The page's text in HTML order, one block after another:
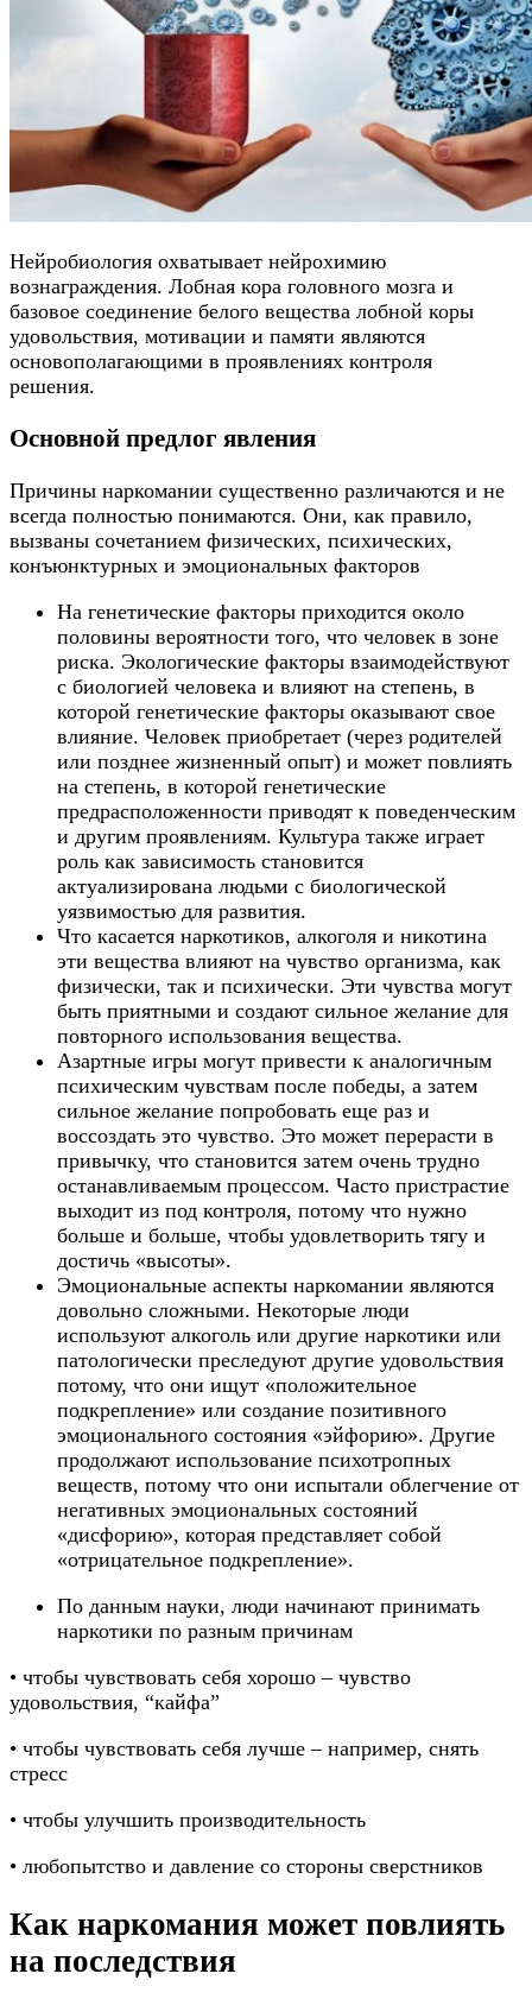
Нейробиология охватывает нейрохимию
вознаграждения. Лобная кора головного мозга и
базовое соединение белого вещества лобной коры
удовольствия, мотивации и памяти являются
основополагающими в проявлениях контроля
решения.
Основной предлог явления
Причины наркомании существенно различаются и не
всегда полностью понимаются. Они, как правило,
вызваны сочетанием физических, психических,
конъюнктурных и эмоциональных факторов
На генетические факторы приходится около
половины вероятности того, что человек в зоне
риска. Экологические факторы взаимодействуют
с биологией человека и влияют на степень, в
которой генетические факторы оказывают свое
влияние. Человек приобретает (через родителей
или позднее жизненный опыт) и может повлиять
на степень, в которой генетические
предрасположенности приводят к поведенческим
и другим проявлениям. Культура также играет
роль как зависимость становится
актуализирована людьми с биологической
уязвимостью для развития.
Что касается наркотиков, алкоголя и никотина
эти вещества влияют на чувство организма, как
физически, так и психически. Эти чувства могут
быть приятными и создают сильное желание для
повторного использования вещества.
Азартные игры могут привести к аналогичным
психическим чувствам после победы, а затем
сильное желание попробовать еще раз и
воссоздать это чувство. Это может перерасти в
привычку, что становится затем очень трудно
останавливаемым процессом. Часто пристрастие
выходит из под контроля, потому что нужно
больше и больше, чтобы удовлетворить тягу и
достичь «высоты».
Эмоциональные аспекты наркомании являются
довольно сложными. Некоторые люди
используют алкоголь или другие наркотики или
патологически преследуют другие удовольствия
потому, что они ищут «положительное
подкрепление» или создание позитивного
эмоционального состояния «эйфорию». Другие
продолжают использование психотропных
веществ, потому что они испытали облегчение от
негативных эмоциональных состояний
«дисфорию», которая представляет собой
«отрицательное подкрепление».
По данным науки, люди начинают принимать
наркотики по разным причинам
• чтобы чувствовать себя хорошо – чувство
удовольствия, “кайфа”
• чтобы чувствовать себя лучше – например, снять
стресс
• чтобы улучшить производительность
• любопытство и давление со стороны сверстников
Как наркомания может повлиять
на последствия